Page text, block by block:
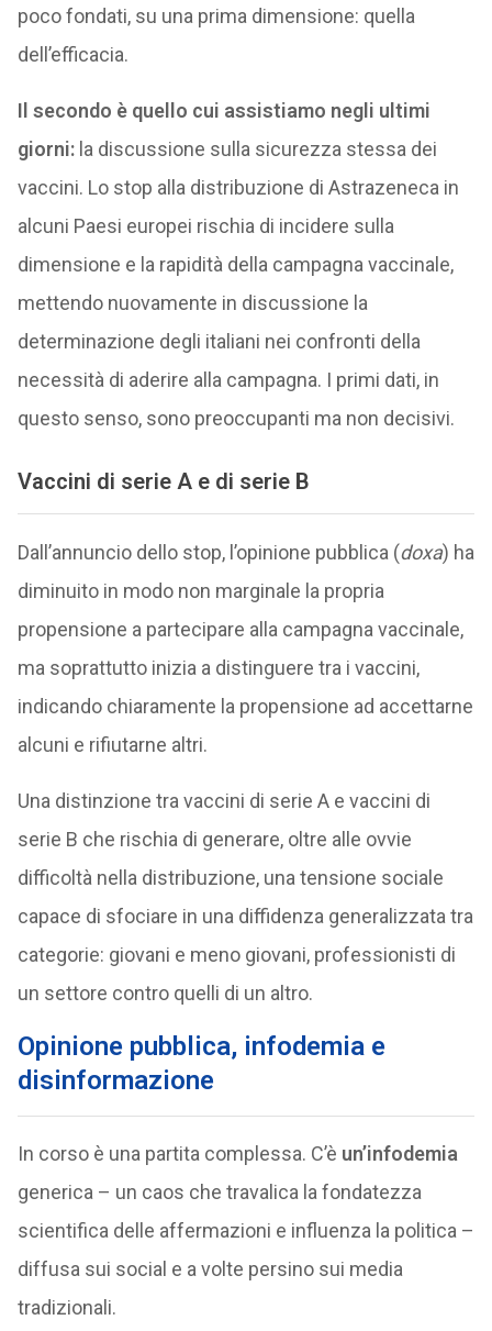
poco fondati, su una prima dimensione: quella
dell’efficacia.
Il secondo è quello cui assistiamo negli ultimi
giorni:la discussione sulla sicurezza stessa dei
vaccini. Lo stop alla distribuzione di Astrazeneca in
alcuni Paesi europei rischia di incidere sulla
dimensione e la rapidità della campagna vaccinale,
mettendo nuovamente in discussione la
determinazione degli italiani nei confronti della
necessità di aderire alla campagna. I primi dati, in
questo senso, sono preoccupanti ma non decisivi.
Vaccini di serie A e di serie B
Dall’annuncio dello stop, l’opinione pubblica (doxa) ha
diminuito in modo non marginale la propria
propensione a partecipare alla campagna vaccinale,
ma soprattutto inizia a distinguere tra i vaccini,
indicando chiaramente la propensione ad accettarne
alcuni e rifiutarne altri.
Una distinzione tra vaccini di serie A e vaccini di
serie B che rischia di generare, oltre alle ovvie
difficoltà nella distribuzione, una tensione sociale
capace di sfociare in una diffidenza generalizzata tra
categorie: giovani e meno giovani, professionisti di
un settore contro quelli di un altro.
Opinione pubblica, infodemia e
disinformazione
In corso è una partita complessa. C’è un’infodemia
generica – un caos che travalica la fondatezza
scientifica delle affermazioni e influenza la politica –
diffusa sui social e a volte persino sui media
tradizionali.